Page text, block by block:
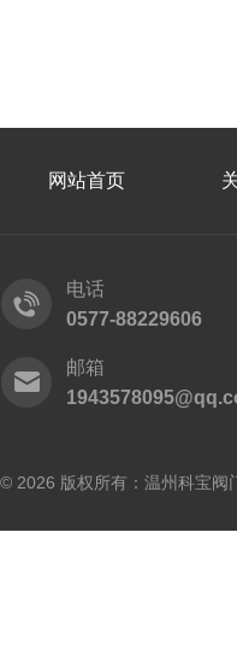
网站首页
电话
0577-88229606
邮箱
© 2026 版权所有：温州科宝阀